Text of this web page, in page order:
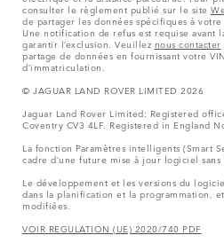
consulter le règlement publié sur le site
de partager les données spécifiques à
Une notification de refus est requise avant
garantir l’exclusion. Veuillez nous contacter
partage de données en fournissant votre
d’immatriculation.
© JAGUAR LAND ROVER LIMITED 2026
Jaguar Land Rover Limited: Registered
Coventry CV3 4LF. Registered in England
La fonction Paramètres intelligents (Smart
cadre d’une future mise à jour logiciel sans
Le développement et les versions du
dans la planification et la programmation,
modifiées.
VOIR REGULATION (UE) 2020/740 PDF